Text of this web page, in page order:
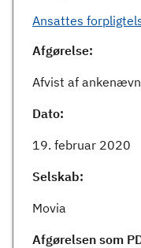
Ansattes
Afgørelse:
Afvist af ankenævn
Dato:
19. februar 2020
Selskab:
Movia
Afgørelsen som